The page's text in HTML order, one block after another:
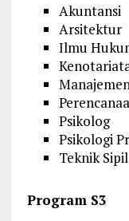
Akuntansi
Arsitektur
Ilmu
Manajemen
Psikolog
Psikologi
Teknik Sipil
Program S3